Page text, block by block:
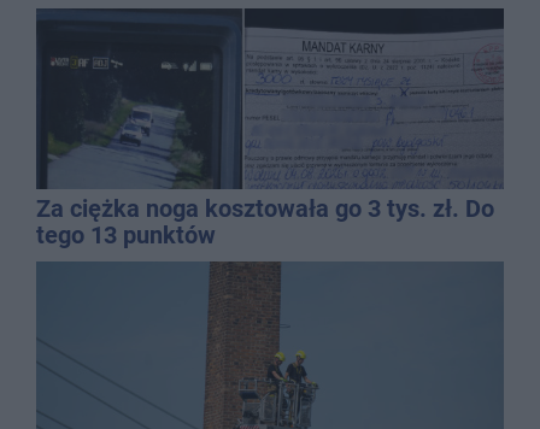
Za ciężka noga kosztowała go 3 tys. zł. Do
tego 13 punktów